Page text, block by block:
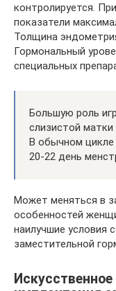
контролируется.
показатели
Толщина
Гормональный
специальных
Большую роль
слизистой
В обычном цикле
20-22 день
Может меняться в
особенностей
наилучшие условия
заместительной